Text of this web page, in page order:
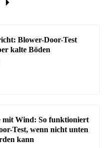
Blower-Door-Test
kalte Böden
mit Wind: So funktioniert
Test, wenn nicht unten
kann